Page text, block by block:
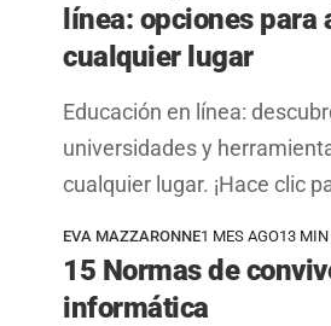
línea: opciones para
cualquier lugar
Educación en línea:
universidades y
cualquier lugar. ¡Hace clic
EVA MAZZARONNE1 MES AGO13 MIN
15 Normas de
informática